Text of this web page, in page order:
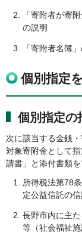
「寄附者が寄
の説明
「寄附者名簿
個別指定
個別指定の
次に該当する金銭
対象寄附金として
請書」と添付書類
所得税法第78
定公益信託の
長野市内に主
等（社会福祉